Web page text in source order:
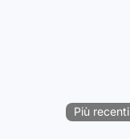
Più recenti